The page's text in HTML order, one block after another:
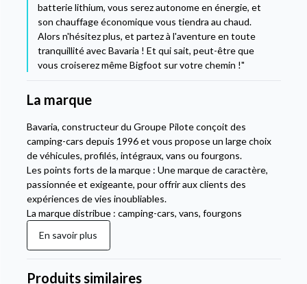
batterie lithium, vous serez autonome en énergie, et
son chauffage économique vous tiendra au chaud.
Alors n'hésitez plus, et partez à l'aventure en toute
tranquillité avec Bavaria ! Et qui sait, peut-être que
vous croiserez même Bigfoot sur votre chemin !"
La marque
Bavaria, constructeur du Groupe Pilote conçoit des
camping-cars depuis 1996 et vous propose un large choix
de véhicules, profilés, intégraux, vans ou fourgons.
Les points forts de la marque : Une marque de caractère,
passionnée et exigeante, pour offrir aux clients des
expériences de vies inoubliables.
La marque distribue : camping-cars, vans, fourgons
En savoir plus
Produits similaires